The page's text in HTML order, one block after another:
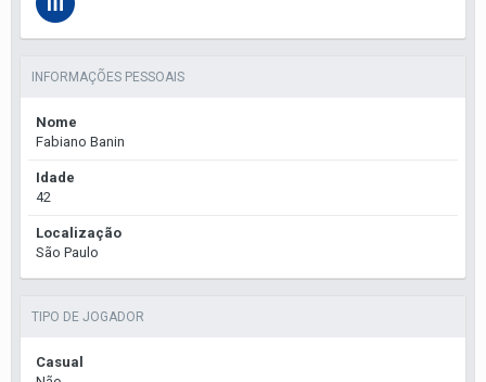
INFORMAÇÕES PESSOAIS
Nome
Fabiano Banin
Idade
42
Localização
São Paulo
TIPO DE JOGADOR
Casual